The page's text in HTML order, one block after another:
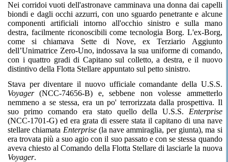
Nei corridoi vuoti dell'astronave camminava una donna dai capelli
biondi e dagli occhi azzurri, con uno sguardo penetrante e alcune
componenti artificiali intorno all'occhio sinistro e sulla mano
destra, facilmente riconoscibili come tecnologia Borg. L'ex-Borg,
come si chiamava Sette di Nove, ex Terziario Aggiunto
dell’Unimatrice Zero-Uno, indossava la sua uniforme di comando,
con i quattro gradi di Capitano sul colletto, a destra, e il nuovo
distintivo della Flotta Stellare appuntato sul petto sinistro.
Stava per diventare il nuovo ufficiale comandante della U.S.S.
Voyager(NCC-74656-B) e, sebbene non volesse ammetterlo
nemmeno a se stessa, era un po' terrorizzata dalla prospettiva. Il
suo primo comando era stato quello della U.S.S. Enterprise
(NCC-1701-G) ed era grata di essere stata il capitano di una nave
stellare chiamata Enterprise(la nave ammiraglia, per giunta), ma si
era trovata più a suo agio con il suo passato e con se stessa quando
aveva chiesto al Comando della Flotta Stellare di lasciarle la nuova
Voyager.